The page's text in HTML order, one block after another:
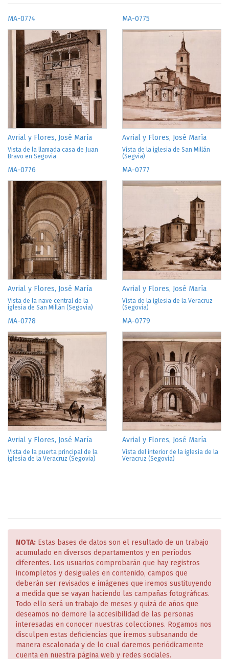
MA-0774
Avrial y Flores, José María
Vista de la llamada casa de Juan
Bravo en Segovia
MA-0775
Avrial y Flores, José María
Vista de la iglesia de San Millán
(Segvia)
MA-0776
Avrial y Flores, José María
Vista de la nave central de la
iglesia de San Millán (Segovia)
MA-0777
Avrial y Flores, José María
Vista de la iglesia de la Veracruz
(Segovia)
MA-0778
Avrial y Flores, José María
Vista de la puerta principal de la
iglesia de la Veracruz (Segovia)
MA-0779
Avrial y Flores, José María
Vista del interior de la iglesia de la
Veracruz (Segovia)
NOTA: Estas bases de datos son el resultado de un trabajo
acumulado en diversos departamentos y en períodos
diferentes. Los usuarios comprobarán que hay registros
incompletos y desiguales en contenido, campos que
deberán ser revisados e imágenes que iremos sustituyendo
a medida que se vayan haciendo las campañas fotográficas.
Todo ello será un trabajo de meses y quizá de años que
deseamos no demore la accesibilidad de las personas
interesadas en conocer nuestras colecciones. Rogamos nos
disculpen estas deficiencias que iremos subsanando de
manera escalonada y de lo cual daremos periódicamente
cuenta en nuestra página web y redes sociales.